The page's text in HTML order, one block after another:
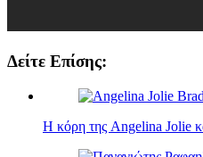
Δείτε Επίσης:
Η κόρη της Angelina Jolie